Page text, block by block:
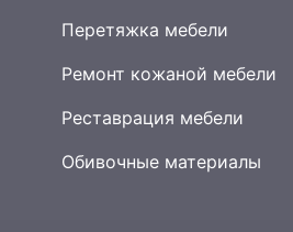
Перетяжка мебели
Ремонт кожаной мебели
Реставрация мебели
Обивочные материалы